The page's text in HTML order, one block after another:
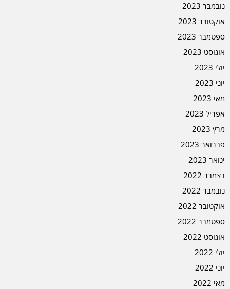
נובמבר 2023
אוקטובר 2023
ספטמבר 2023
אוגוסט 2023
יולי 2023
יוני 2023
מאי 2023
אפריל 2023
מרץ 2023
פברואר 2023
ינואר 2023
דצמבר 2022
נובמבר 2022
אוקטובר 2022
ספטמבר 2022
אוגוסט 2022
יולי 2022
יוני 2022
מאי 2022